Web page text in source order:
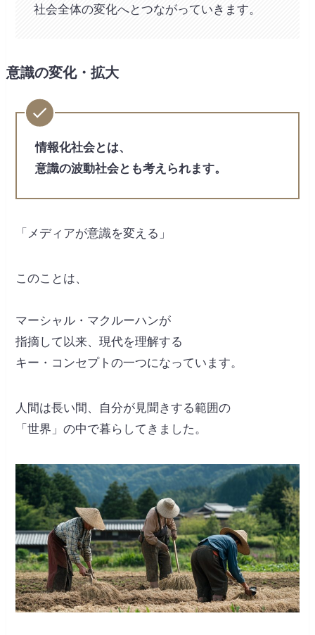
社会全体の変化へとつながっていきます。
意識の変化・拡大
情報化社会とは、
意識の波動社会とも考えられます。
「メディアが意識を変える」
このことは、
マーシャル・マクルーハンが
指摘して以来、現代を理解する
キー・コンセプトの一つになっています。
人間は長い間、自分が見聞きする範囲の
「世界」の中で暮らしてきました。